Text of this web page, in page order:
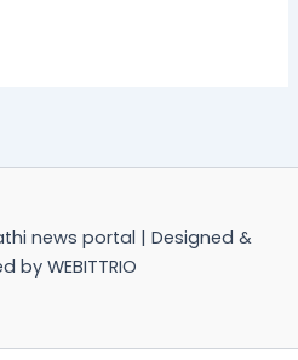
news portal | Designed &
by WEBITTRIO